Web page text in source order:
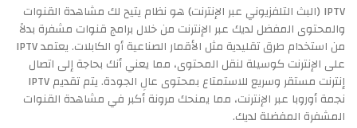
IPTV (البث التلفزيوني عبر الإنترنت) هو نظام يتيح لك مشاهدة القنوات
والمحتوى المفضل لديك عبر الإنترنت من خلال برامج قنوات مشفرة بدلاً
من استخدام طرق تقليدية مثل الأقمار الصناعية أو الكابلات. يعتمد IPTV
على الإنترنت كوسيلة لنقل المحتوى، مما يعني أنك بحاجة إلى اتصال
إنترنت مستقر وسريع للاستمتاع بمحتوى عالِ الجودة. يتم تقديم IPTV
نجمة أوروبا عبر الإنترنت، مما يمنحك مرونة أكبر في مشاهدة القنوات
المشفرة المفضلة لديك.